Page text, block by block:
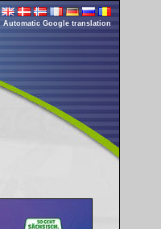
Automatic Google translation